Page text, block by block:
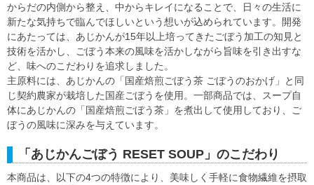
からだの内側から整え、中からキレイになることで、日々の生活に
新たな気持ちで臨んでほしいという想いが込められています。開発
にあたっては、あじかんが15年以上培ってきたごぼう加工の知見と
技術を活かし、ごぼう本来の風味を活かしながら旨味を引き出すな
ど、味へのこだわりを追求しました。
主原料には、あじかんの「国産焙煎ごぼう茶 ごぼうのおかげ」と同
じ契約農家が栽培した国産ごぼうを使用。一部商品では、スープ自
体にあじかんの「国産焙煎ごぼう茶」を煮出して使用しており、ご
ぼうの風味に深みを与えています。
「あじかんごぼう RESET SOUP」のこだわり
本商品は、以下の4つの特徴により、美味しく手軽に食物繊維を摂取